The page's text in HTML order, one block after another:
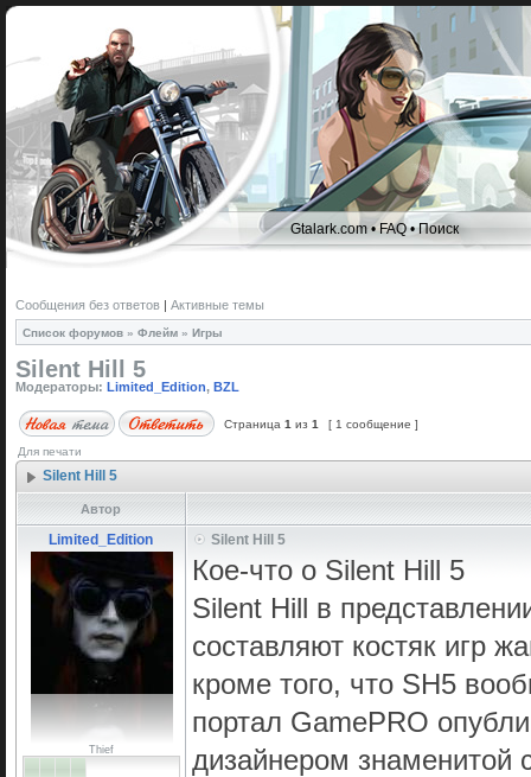
Gtalark.com •FAQ•Поиск
Сообщения без ответов | Активные темы
Список форумов » Флейм » Игры
Silent Hill 5
Модераторы: Limited_Edition, BZL
Страница 1 из 1 [ 1 сообщение ]
Для печати
Silent Hill 5
Автор
Limited_Edition
Thief
Silent Hill 5
Кое-что о Silent Hill 5
Silent Hill в
составляют костяк игр
кроме того, что SH5
портал GamePRO
дизайнером знаменитой